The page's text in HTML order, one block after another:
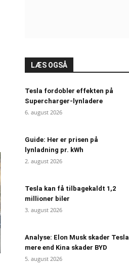
LÆS OGSÅ
Tesla fordobler effekten på
Supercharger-lynladere
6. august 2026
Guide: Her er prisen på
lynladning pr. kWh
2. august 2026
Tesla kan få tilbagekaldt 1,2
millioner biler
3. august 2026
Analyse: Elon Musk skader Tesla
mere end Kina skader BYD
5. august 2026